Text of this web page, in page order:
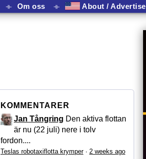
⟛ Om oss ⟛ About / Advertise
KOMMENTARER
Jan Tångring Den aktiva flottan
är nu (22 juli) nere i tolv
fordon....
Teslas robotaxiflotta krymper· 2 weeks ago